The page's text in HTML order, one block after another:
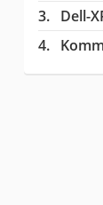
Dell-